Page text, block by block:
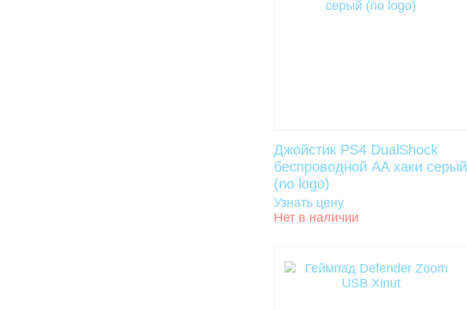
Джойстик PS4 DualShock
беспроводной AA хаки серый
(no logo)
Узнать цену
Нет в наличии